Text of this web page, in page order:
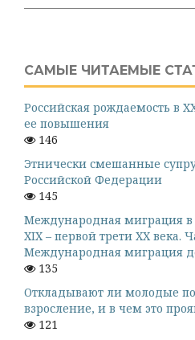
САМЫЕ ЧИТАЕМЫЕ
Российская рождаемость в
ее повышения
146
Этнически смешанные
Российской Федерации
145
Международная миграция в
XIX – первой трети XX века.
Международная миграция
135
Откладывают ли молодые
взросление, и в чем это
121